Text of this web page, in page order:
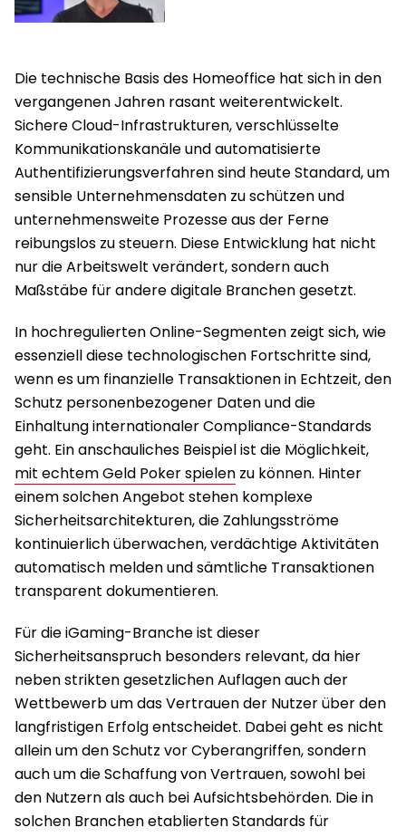
Die technische Basis des Homeoffice hat sich in den
vergangenen Jahren rasant weiterentwickelt.
Sichere Cloud-Infrastrukturen, verschlüsselte
Kommunikationskanäle und automatisierte
Authentifizierungsverfahren sind heute Standard, um
sensible Unternehmensdaten zu schützen und
unternehmensweite Prozesse aus der Ferne
reibungslos zu steuern. Diese Entwicklung hat nicht
nur die Arbeitswelt verändert, sondern auch
Maßstäbe für andere digitale Branchen gesetzt.
In hochregulierten Online-Segmenten zeigt sich, wie
essenziell diese technologischen Fortschritte sind,
wenn es um finanzielle Transaktionen in Echtzeit, den
Schutz personenbezogener Daten und die
Einhaltung internationaler Compliance-Standards
geht. Ein anschauliches Beispiel ist die Möglichkeit,
mit echtem Geld Poker spielen zu können. Hinter
einem solchen Angebot stehen komplexe
Sicherheitsarchitekturen, die Zahlungsströme
kontinuierlich überwachen, verdächtige Aktivitäten
automatisch melden und sämtliche Transaktionen
transparent dokumentieren.
Für die iGaming-Branche ist dieser
Sicherheitsanspruch besonders relevant, da hier
neben strikten gesetzlichen Auflagen auch der
Wettbewerb um das Vertrauen der Nutzer über den
langfristigen Erfolg entscheidet. Dabei geht es nicht
allein um den Schutz vor Cyberangriffen, sondern
auch um die Schaffung von Vertrauen, sowohl bei
den Nutzern als auch bei Aufsichtsbehörden. Die in
solchen Branchen etablierten Standards für